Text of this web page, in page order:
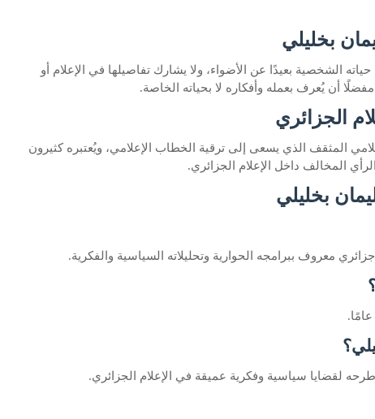
بخليلي
الشخصية بعيدًا عن الأضواء، ولا يشارك تفاصيلها في الإعلام أو
أن يُعرف بعمله وأفكاره لا بحياته الخاصة.
الجزائري
المثقف الذي يسعى إلى ترقية الخطاب الإعلامي، ويُعتبره كثيرون
المخالف داخل الإعلام الجزائري.
بخليلي
معروف ببرامجه الحوارية وتحليلاته السياسية والفكرية.
لقضايا سياسية وفكرية عميقة في الإعلام الجزائري.